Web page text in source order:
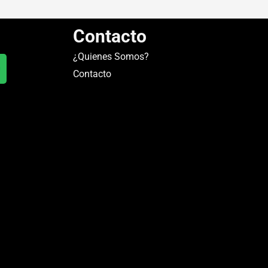
Contacto
¿Quienes Somos?
Contacto